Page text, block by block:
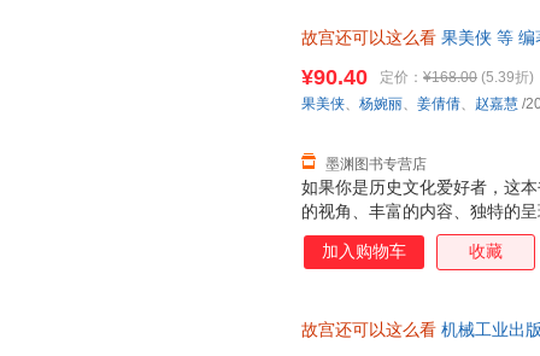
故宫还可以这么看 果美侠 等 编
如果你是历史文化爱好者，这
的视角、丰富的内容、独特的
元的文化内涵。书中大量未公
通往故宫神秘世界的大门。对
不用担心。这本书摒弃了传统
¥90.40 定价： ¥168.00 (5.39折)
墨渊图书专营店
果美侠、 杨婉丽、 姜倩倩、 赵嘉慧 /
加入购物车 收藏
故宫还可以这么看 机械工业出